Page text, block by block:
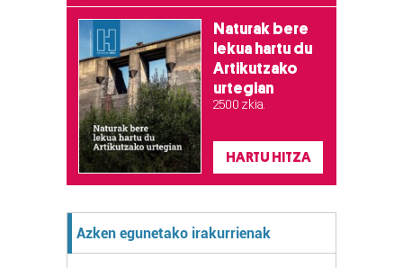
Naturak bere
lekua hartu du
Artikutzako
urtegian
2.500 zkia.
HARTU HITZA
Azken egunetako irakurrienak